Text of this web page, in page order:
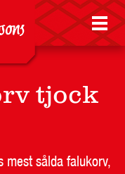
tjock
mest sålda falukorv,